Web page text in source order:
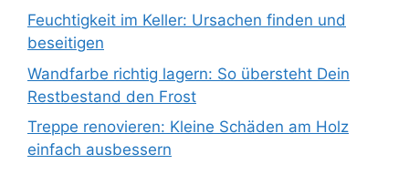
Feuchtigkeit im Keller: Ursachen finden und
beseitigen
Wandfarbe richtig lagern: So übersteht Dein
Restbestand den Frost
Treppe renovieren: Kleine Schäden am Holz
einfach ausbessern